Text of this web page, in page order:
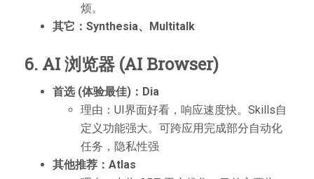
烦。
其它：Synthesia、Multitalk
6. AI 浏览器 (AI Browser)
首选 (体验最佳)：Dia
理由：UI界面好看，响应速度快。Skills自
定义功能强大。可跨应用完成部分自动化
任务，隐私性强
其他推荐：Atlas